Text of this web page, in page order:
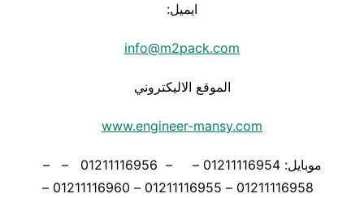
ايميل:
info@m2pack.com
الموقع الاليكتروني
www.engineer-mansy.com
موبايل: 01211116954 – – 01211116956 – –
01211116958 – 01211116955 – 01211116960 –